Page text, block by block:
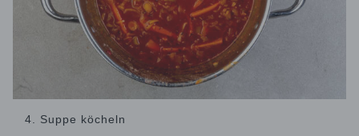
4. Suppe köcheln